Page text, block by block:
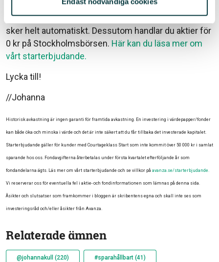
ännu inte kommit över 50 000 kr i samlat sparande
hos oss får tillbaka alla avgifter – på alla fonder. Det
sker helt automatiskt. Dessutom handlar du aktier för
0 kr på Stockholmsbörsen. Här kan du läsa mer om
vårt starterbjudande.
Lycka till!
//Johanna
Historisk avkastning är ingen garanti för framtida avkastning. En investering i värdepapper/fonder
kan både öka och minska i värde och det är inte säkert att du får tillbaka det investerade kapitalet.
Starterbjudande gäller för kunder med Courtageklass Start som inte kommit över 50 000 kr i samlat
sparande hos oss. Fondavgifterna återbetalas under första kvartalet efterföljande år som
fondandelarna ägts. Läs mer om vårt starterbjudande och se villkor på avanza.se/starterbjudande.
Vi reserverar oss för eventuella fel i aktie- och fondinformationen som lämnas på denna sida.
Åsikter och slutsatser som framkommer i bloggen är skribentens egna och skall inte ses som
investeringsråd och/eller åsikter från Avanza.
Relaterade ämnen
@johannakull (220) #sparahållbart (41)